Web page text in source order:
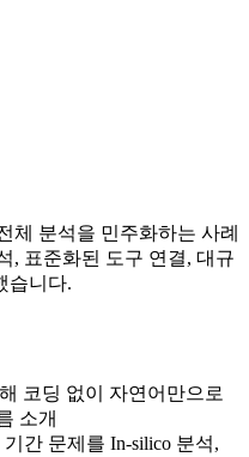
체 분석을 민주화하는 사례
, 표준화된 도구 연결, 대규
습니다.
코딩 없이 자연어만으로
소개
간 문제를 In-silico 분석,